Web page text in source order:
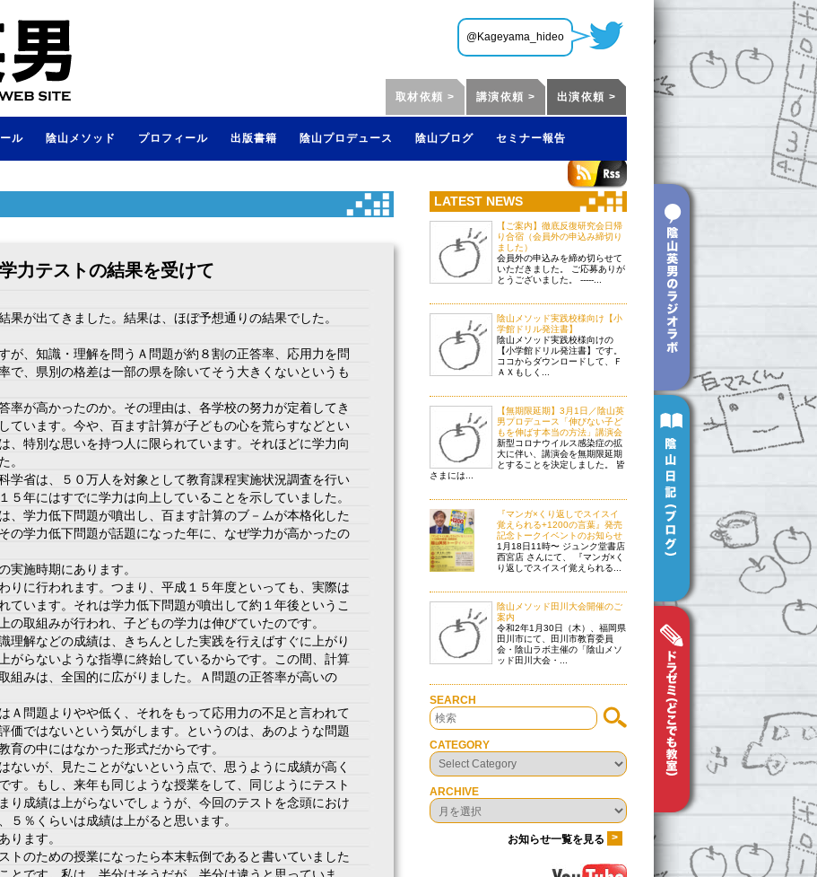
@Kageyama_hideo
ル 陰山メソッド プロフィール 出版書籍 陰山プロデュース 陰山ブログ セミナー報告
力テストの結果を受けて
が出てきました。結果は、ほぼ予想通りの結果でした。
が、知識・理解を問うＡ問題が約８割の正答率、応用力を問
で、県別の格差は一部の県を除いてそう大きくないというも
率が高かったのか。その理由は、各学校の努力が定着してき
ています。今や、百ます計算が子どもの心を荒らすなどとい
、特別な思いを持つ人に限られています。それほどに学力向
。
学省は、５０万人を対象として教育課程実施状況調査を行い
５年にはすでに学力は向上していることを示していました。
、学力低下問題が噴出し、百ます計算のブ－ムが本格化した
の学力低下問題が話題になった年に、なぜ学力が高かったの
施時期にあります。
りに行われます。つまり、平成１５年度といっても、実際は
ています。それは学力低下問題が噴出して約１年後というこ
の取組みが行われ、子どもの学力は伸びていたのです。
理解などの成績は、きちんとした実践を行えばすぐに上がり
がらないような指導に終始しているからです。この間、計算
組みは、全国的に広がりました。Ａ問題の正答率が高いの
Ａ問題よりやや低く、それをもって応用力の不足と言われて
価ではないという気がします。というのは、あのような問題
育の中にはなかった形式だからです。
ないが、見たことがないという点で、思うように成績が高く
す。もし、来年も同じような授業をして、同じようにテスト
り成績は上がらないでしょうが、今回のテストを念頭におけ
５％くらいは成績は上がると思います。
ります。
トのための授業になったら本末転倒であると書いていました
LATEST NEWS
【ご案内】徹底反復研究会日帰
り合宿（会員外の申込み締切り
ました）
会員外の申込みを締め切らせて
いただきました。 ご応募ありが
とうございました。 -----...
陰山メソッド実践校様向け【小
学館ドリル発注書】
陰山メソッド実践校様向けの
【小学館ドリル発注書】です。
ココからダウンロードして、Ｆ
ＡＸもしく...
【無期限延期】3月1日／陰山英
男プロデュース「伸びない子ど
もを伸ばす本当の方法」講演会
新型コロナウイルス感染症の拡
大に伴い、講演会を無期限延期
とすることを決定しました。 皆
さまには...
『マンガ×くり返しでスイスイ
覚えられる+1200の言葉』発売
記念トークイベントのお知らせ
1月18日11時〜 ジュンク堂書店
西宮店 さんにて、 『マンガ×く
り返しでスイスイ覚えられる...
陰山メソッド田川大会開催のご
案内
令和2年1月30日（木）、福岡県
田川市にて、田川市教育委員
会・陰山ラボ主催の「陰山メソ
ッド田川大会・...
SEARCH
CATEGORY
ARCHIVE
お知らせ一覧を見る >
取材依頼 > 講演依頼 > 出演依頼 >